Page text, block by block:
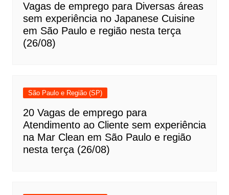
Vagas de emprego para Diversas áreas
sem experiência no Japanese Cuisine
em São Paulo e região nesta terça
(26/08)
São Paulo e Região (SP)
20 Vagas de emprego para
Atendimento ao Cliente sem experiência
na Mar Clean em São Paulo e região
nesta terça (26/08)